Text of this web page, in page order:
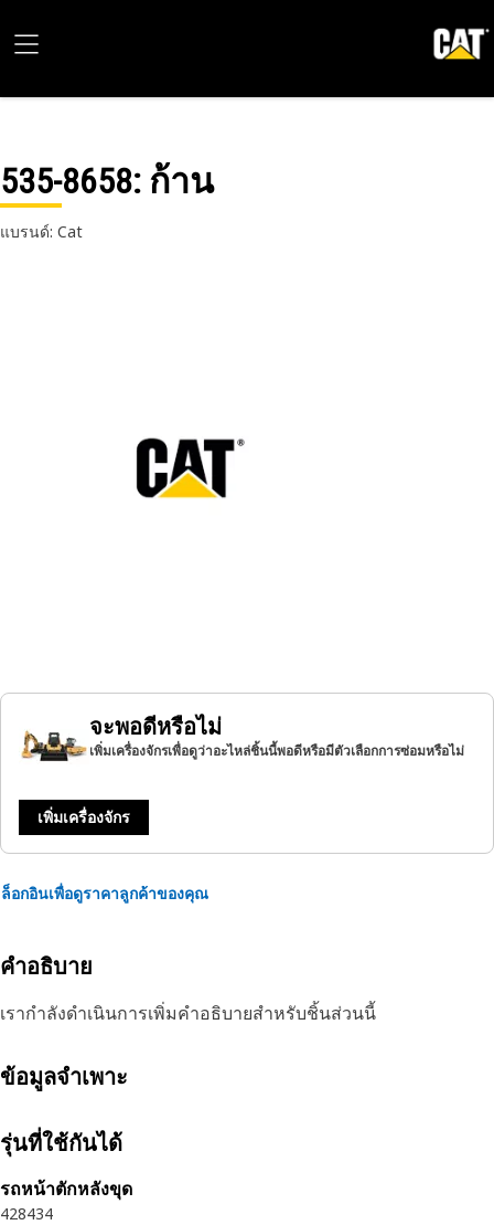
535-8658: ก้าน
แบรนด์: Cat
จะพอดีหรือไม่
เพิ่มเครื่องจักรเพื่อดูว่าอะไหล่ชิ้นนี้พอดีหรือมีตัวเลือกการซ่อมหรือไม่
เพิ่มเครื่องจักร
ล็อกอินเพื่อดูราคาลูกค้าของคุณ
คำอธิบาย
เรากำลังดำเนินการเพิ่มคำอธิบายสำหรับชิ้นส่วนนี้
ข้อมูลจำเพาะ
รุ่นที่ใช้กันได้
รถหน้าตักหลังขุด
428434